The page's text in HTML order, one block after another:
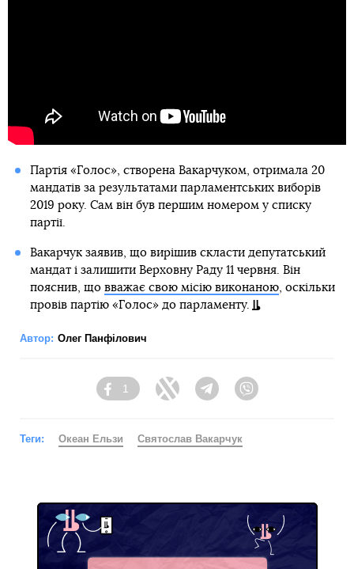
Партія «Голос», створена Вакарчуком, отримала 20
мандатів за результатами парламентських виборів
2019 року. Сам він був першим номером у списку
партії.
Вакарчук заявив, що вирішив скласти депутатський
мандат і залишити Верховну Раду 11 червня. Він
пояснив, що вважає свою місію виконаною, оскільки
провів партію «Голос» до парламенту.
Автор: Олег Панфілович
Facebook
1
Twitter Telegram
Теги: Океан Ельзи Святослав Вакарчук